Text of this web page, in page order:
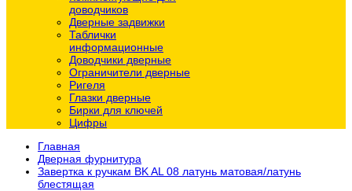
доводчиков
Дверные задвижки
Таблички
информационные
Доводчики дверные
Ограничители дверные
Ригеля
Глазки дверные
Бирки для ключей
Цифры
Главная
Дверная фурнитура
Завертка к ручкам BK AL 08 латунь матовая/латунь
блестящая